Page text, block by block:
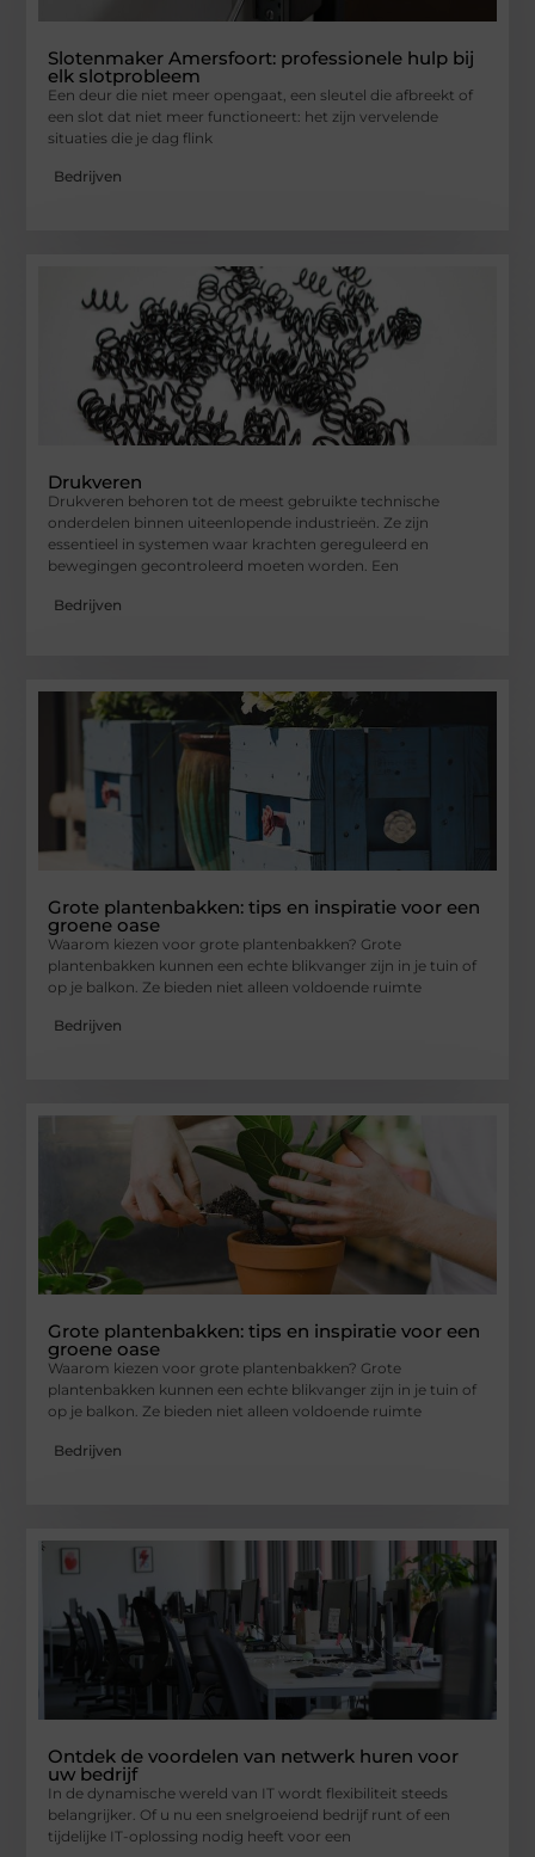
Slotenmaker Amersfoort: professionele hulp bij
elk slotprobleem
Een deur die niet meer opengaat, een sleutel die afbreekt of
een slot dat niet meer functioneert: het zijn vervelende
situaties die je dag flink
Bedrijven
Drukveren
Drukveren behoren tot de meest gebruikte technische
onderdelen binnen uiteenlopende industrieën. Ze zijn
essentieel in systemen waar krachten gereguleerd en
bewegingen gecontroleerd moeten worden. Een
Bedrijven
Grote plantenbakken: tips en inspiratie voor een
groene oase
Waarom kiezen voor grote plantenbakken? Grote
plantenbakken kunnen een echte blikvanger zijn in je tuin of
op je balkon. Ze bieden niet alleen voldoende ruimte
Bedrijven
Grote plantenbakken: tips en inspiratie voor een
groene oase
Waarom kiezen voor grote plantenbakken? Grote
plantenbakken kunnen een echte blikvanger zijn in je tuin of
op je balkon. Ze bieden niet alleen voldoende ruimte
Bedrijven
Ontdek de voordelen van netwerk huren voor
uw bedrijf
In de dynamische wereld van IT wordt flexibiliteit steeds
belangrijker. Of u nu een snelgroeiend bedrijf runt of een
tijdelijke IT-oplossing nodig heeft voor een